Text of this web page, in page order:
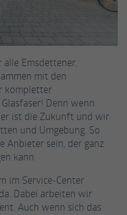
Emsdettener,
mit den
kompletter
Denn wenn
ist die Zukunft und wir
und Umgebung. So
Anbieter sein, der ganz
kann.
im Service-Center
Dabei arbeiten wir
Auch wenn sich das
von Google Analytics
wird verwendet, um
zu speichern, wie
nutzen, und hilft bei
Analyseberichts darüber,
geht. Die erhobenen
Anzahl der Besucher, die
stammen, und die Seiten
Form.